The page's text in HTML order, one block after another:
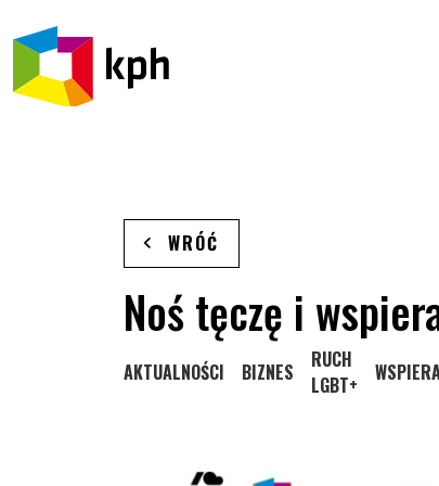
PRZEJDŹ DO TREŚCI
WRÓĆ
Noś tęczę i
STRONA KATEGORII WPISÓW
AKTUALNOŚCI STRONA KATEGORII
BIZNES
STRONA
RUCH
LGBT+
STRONA